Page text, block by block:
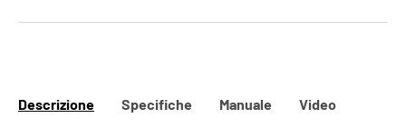
Descrizione Specifiche Manuale Video